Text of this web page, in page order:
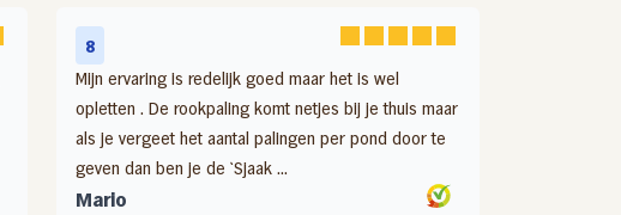
8
Mijn ervaring is redelijk goed maar het is wel
opletten . De rookpaling komt netjes bij je thuis maar
als je vergeet het aantal palingen per pond door te
geven dan ben je de `Sjaak ...
Mario